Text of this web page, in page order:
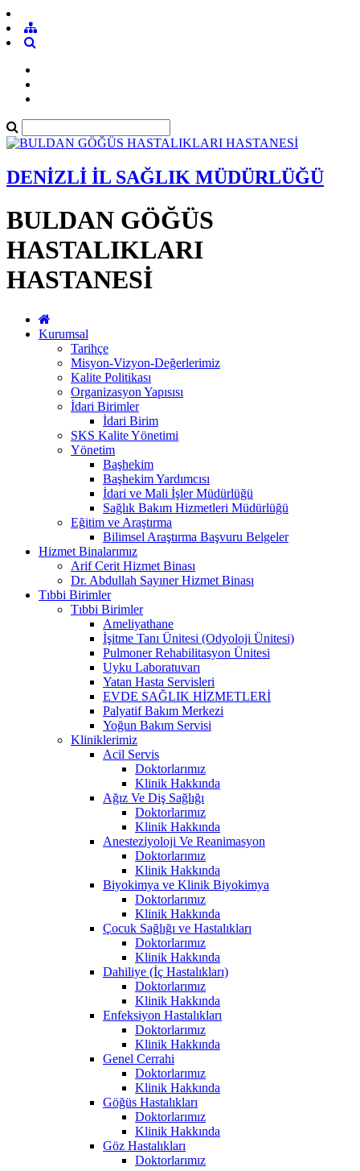
DENİZLİ İL SAĞLIK MÜDÜRLÜĞÜ
BULDAN GÖĞÜS
HASTALIKLARI
HASTANESİ
Kurumsal
Tarihçe
Misyon-Vizyon-Değerlerimiz
Kalite Politikası
Organizasyon Yapısısı
İdari Birimler
İdari Birim
SKS Kalite Yönetimi
Yönetim
Başhekim
Başhekim Yardımcısı
İdari ve Mali İşler Müdürlüğü
Sağlık Bakım Hizmetleri Müdürlüğü
Eğitim ve Araştırma
Bilimsel Araştırma Başvuru Belgeler
Hizmet Binalarımız
Arif Cerit Hizmet Binası
Dr. Abdullah Sayıner Hizmet Binası
Tıbbi Birimler
Tıbbi Birimler
Ameliyathane
İşitme Tanı Ünitesi (Odyoloji Ünitesi)
Pulmoner Rehabilitasyon Ünitesi
Uyku Laboratuvarı
Yatan Hasta Servisleri
EVDE SAĞLIK HİZMETLERİ
Palyatif Bakım Merkezi
Yoğun Bakım Servisi
Kliniklerimiz
Acil Servis
Doktorlarımız
Klinik Hakkında
Ağız Ve Diş Sağlığı
Doktorlarımız
Klinik Hakkında
Anesteziyoloji Ve Reanimasyon
Doktorlarımız
Klinik Hakkında
Biyokimya ve Klinik Biyokimya
Doktorlarımız
Klinik Hakkında
Çocuk Sağlığı ve Hastalıkları
Doktorlarımız
Klinik Hakkında
Dahiliye (İç Hastalıkları)
Doktorlarımız
Klinik Hakkında
Enfeksiyon Hastalıkları
Doktorlarımız
Klinik Hakkında
Genel Cerrahi
Doktorlarımız
Klinik Hakkında
Göğüs Hastalıkları
Doktorlarımız
Klinik Hakkında
Göz Hastalıkları
Doktorlarımız